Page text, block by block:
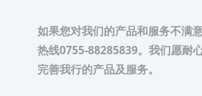
如果您对我们的产品和服务不满
热线0755-88285839。我们愿耐
完善我行的产品及服务。